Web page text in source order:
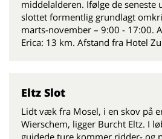
middelalderen. Ifølge de seneste
slottet formentlig grundlagt
marts-november – 9:00 - 17:00.
Erica: 13 km. Afstand fra Hotel
Eltz Slot
Lidt væk fra Mosel, i en skov på
Wierschem, ligger Burcht Eltz. I
guidede ture kommer ridder- og